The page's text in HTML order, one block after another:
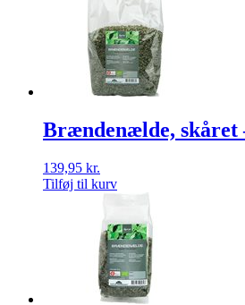
Brændenælde, skåret
139,95 kr.
Tilføj til kurv